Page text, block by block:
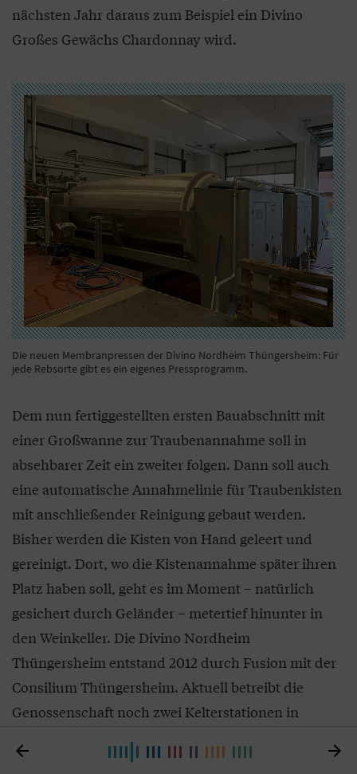
nächsten Jahr daraus zum Beispiel ein Divino
Großes Gewächs Chardonnay wird.
Die neuen Membranpressen der Divino Nordheim Thüngersheim: Für
jede Rebsorte gibt es ein eigenes Pressprogramm.
Dem nun fertiggestellten ersten Bauabschnitt mit
einer Großwanne zur Traubenannahme soll in
absehbarer Zeit ein zweiter folgen. Dann soll auch
eine automatische Annahmelinie für Traubenkisten
mit anschließender Reinigung gebaut werden.
Bisher werden die Kisten von Hand geleert und
gereinigt. Dort, wo die Kistenannahme später ihren
Platz haben soll, geht es im Moment – natürlich
gesichert durch Geländer – metertief hinunter in
den Weinkeller. Die Divino Nordheim
Thüngersheim entstand 2012 durch Fusion mit der
Consilium Thüngersheim. Aktuell betreibt die
Genossenschaft noch zwei Kelterstationen in
wirtschaftlichen Gründen sollen Kelterei und
 